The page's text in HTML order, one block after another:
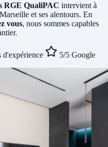
RGE QualiPAC intervient à
et ses alentours. En
vous, nous sommes capables
d'expérience 5/5 Google